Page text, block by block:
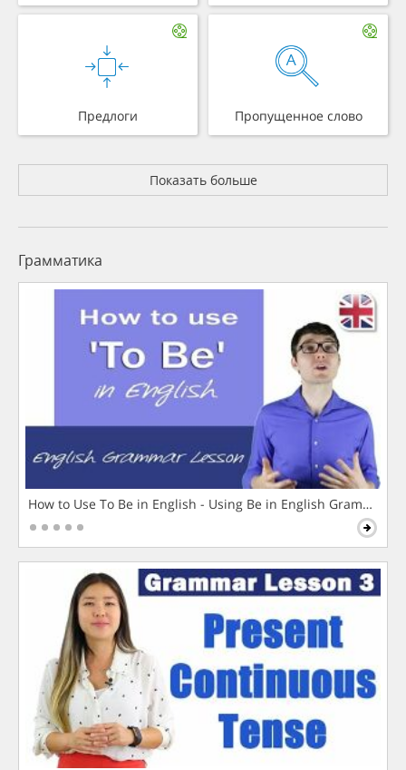
Предлоги Пропущенное слово
Показать больше
Грамматика
How to Use To Be in English - Using Be in English Grammar